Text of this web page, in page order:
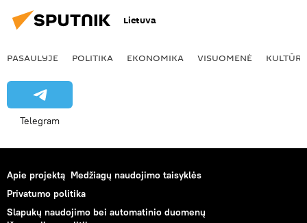
Lietuva
PASAULYJE POLITIKA EKONOMIKA VISUOMENĖ KULTŪRA
Telegram
Apie projektą Medžiagų naudojimo taisyklės
Privatumo politika
Slapukų naudojimo bei automatinio duomenų